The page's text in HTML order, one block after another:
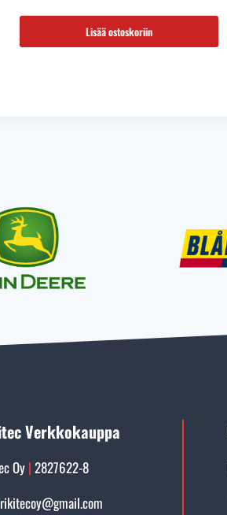
Lisää ostoskoriin
Verkkokauppa
Oy|2827622-8
rikitecoy@gmail.com